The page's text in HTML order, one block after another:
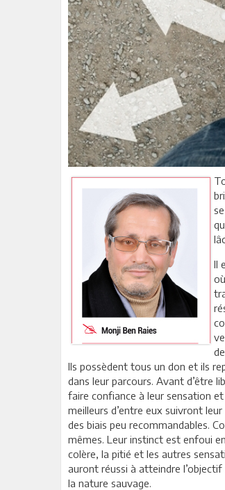
Il
Ils possèdent tous un don et ils
dans leur parcours. Avant d’être
faire confiance à leur sensation
meilleurs d’entre eux suivront
des biais peu recommandables.
mêmes. Leur instinct est enfoui
colère, la pitié et les autres
auront réussi à atteindre
la nature sauvage.